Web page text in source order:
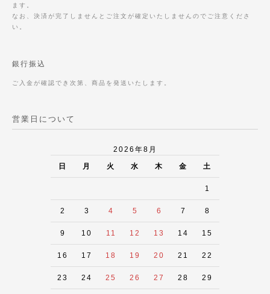
ます。
なお、決済が完了しませんとご注文が確定いたしませんのでご注意くださ
い。
銀行振込
ご入金が確認でき次第、商品を発送いたします。
営業日について
2026年8月
日 月 火 水 木 金 土
1
2 3 4 5 6 7 8
9 10 11 12 13 14 15
16 17 18 19 20 21 22
23 24 25 26 27 28 29